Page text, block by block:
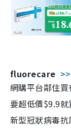
fluorecare
網購平台鄰住
要超低價$9.9
新型冠狀病毒